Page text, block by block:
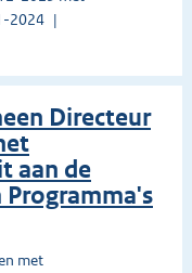
2024
Directeur
aan de
met